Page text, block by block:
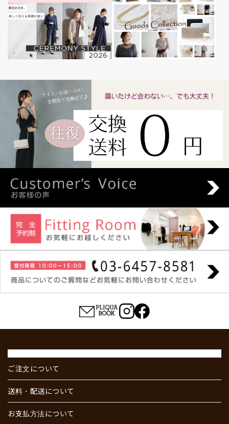
ご注文について
送料・配送について
お支払方法について